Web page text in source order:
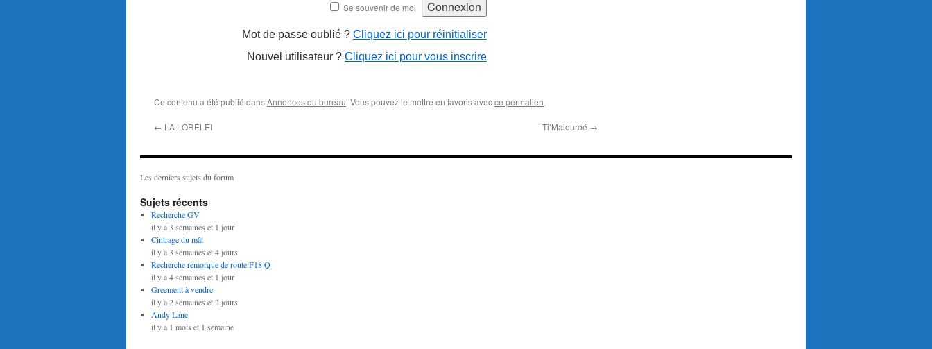
Se souvenir de moi
Mot de passe oublié ? Cliquez ici pour réinitialiser
Nouvel utilisateur ? Cliquez ici pour vous inscrire
Ce contenu a été publié dansAnnonces du bureau. Vous pouvez le mettre en favoris avecce permalien.
← LA LORELEI Ti’Malouroé →
Les derniers sujets du forum
Sujets récents
Recherche GV
il y a 3 semaines et 1 jour
Cintrage du mât
il y a 3 semaines et 4 jours
Recherche remorque de route F18 Q
il y a 4 semaines et 1 jour
Greement à vendre
il y a 2 semaines et 2 jours
Andy Lane
il y a 1 mois et 1 semaine